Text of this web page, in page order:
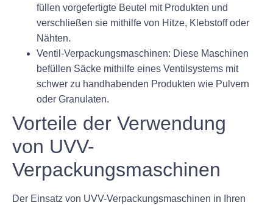
füllen vorgefertigte Beutel mit Produkten und
verschließen sie mithilfe von Hitze, Klebstoff oder
Nähten.
Ventil-Verpackungsmaschinen: Diese Maschinen
befüllen Säcke mithilfe eines Ventilsystems mit
schwer zu handhabenden Produkten wie Pulvern
oder Granulaten.
Vorteile der Verwendung
von UVV-
Verpackungsmaschinen
Der Einsatz von UVV-Verpackungsmaschinen in Ihren